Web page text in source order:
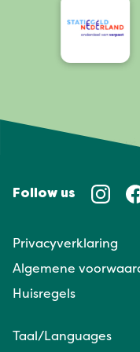
Follow us
Privacyverklaring
Algemene
Huisregels
Taal/Languages